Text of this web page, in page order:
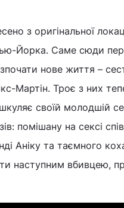
з оригінальної
Йорка. Саме сюди
нове життя –
Мартін. Троє з них
своїй молодшій
помішану на сексі
Аніку та таємного
наступним вбивцею,